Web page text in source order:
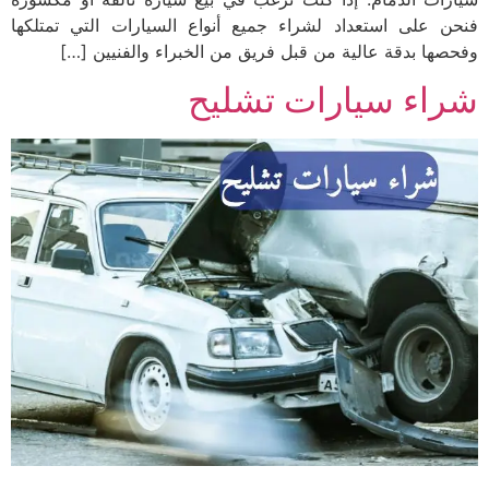
فنحن على استعداد لشراء جميع أنواع السيارات التي تمتلكها
وفحصها بدقة عالية من قبل فريق من الخبراء والفنيين […]
شراء سيارات تشليح